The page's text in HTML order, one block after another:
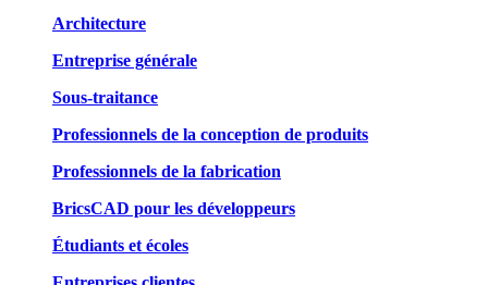
Architecture
Entreprise générale
Sous-traitance
Professionnels de la conception de produits
Professionnels de la fabrication
BricsCAD pour les développeurs
Étudiants et écoles